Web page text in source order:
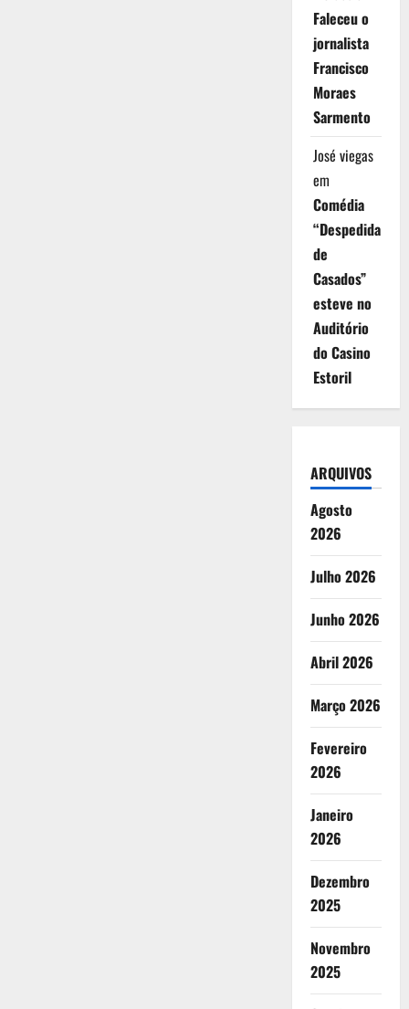
Faleceu o
jornalista
Francisco
Moraes
Sarmento
José viegas
em
Comédia
“Despedida
de
Casados”
esteve no
Auditório
do Casino
Estoril
ARQUIVOS
Agosto
2026
Julho 2026
Junho 2026
Abril 2026
Março 2026
Fevereiro
2026
Janeiro
2026
Dezembro
2025
Novembro
2025